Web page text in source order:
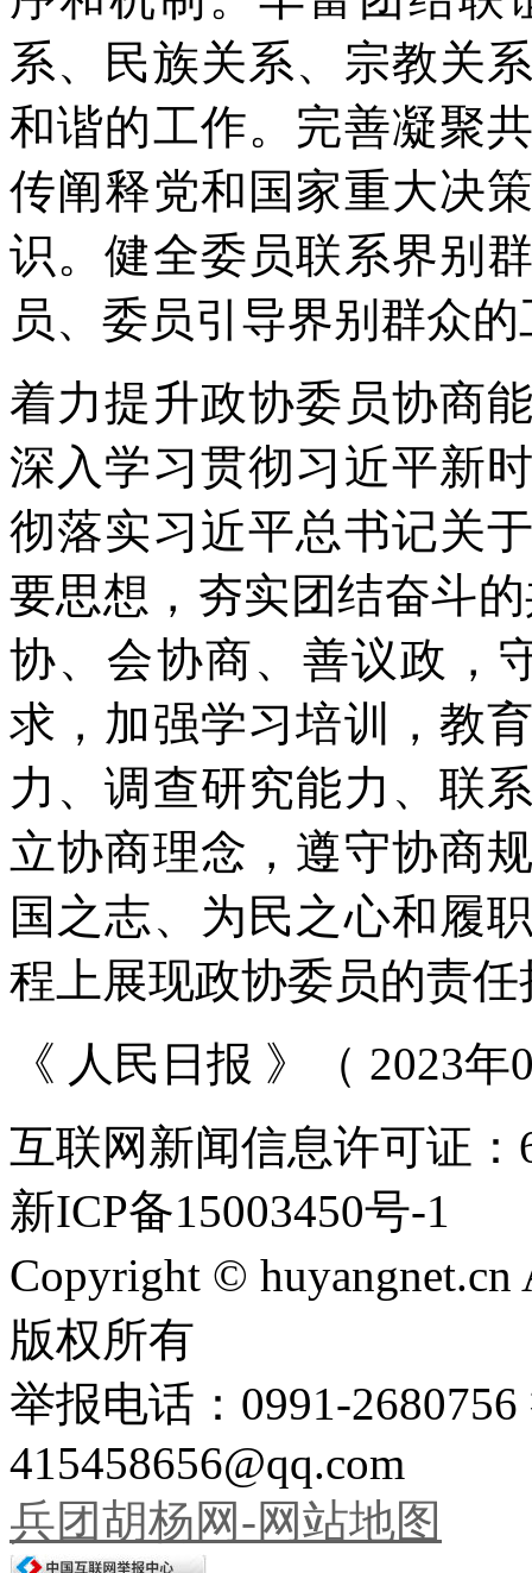
系、民族关系、宗教关
和谐的工作。完善凝聚
传阐释党和国家重大决
识。健全委员联系界别
员、委员引导界别群众
着力提升政协委员协商
深入学习贯彻习近平新
彻落实习近平总书记关
要思想，夯实团结奋斗
协、会协商、善议政，
求，加强学习培训，教
力、调查研究能力、联
立协商理念，遵守协商
国之志、为民之心和履
程上展现政协委员的责任
《 人民日报 》（ 2023
互联网新闻信息许可证：
新ICP备15003450号-1
Copyright ©
版权所有
举报电话：0991-
415458656@qq.com
兵团胡杨网-网站地图